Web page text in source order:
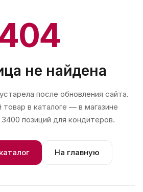
не найдена
после обновления сайта.
в каталоге — в магазине
позиций для кондитеров.
На главную